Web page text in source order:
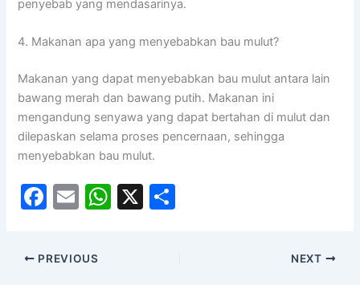
penyebab yang mendasarinya.
4. Makanan apa yang menyebabkan bau mulut?
Makanan yang dapat menyebabkan bau mulut antara lain
bawang merah dan bawang putih. Makanan ini
mengandung senyawa yang dapat bertahan di mulut dan
dilepaskan selama proses pencernaan, sehingga
menyebabkan bau mulut.
F
c
E
ai
W X
PREVIOUS NEXT